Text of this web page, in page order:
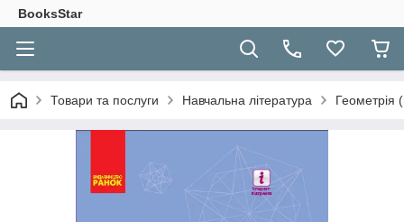
BooksStar
Товари та послуги Навчальна література Геометрія